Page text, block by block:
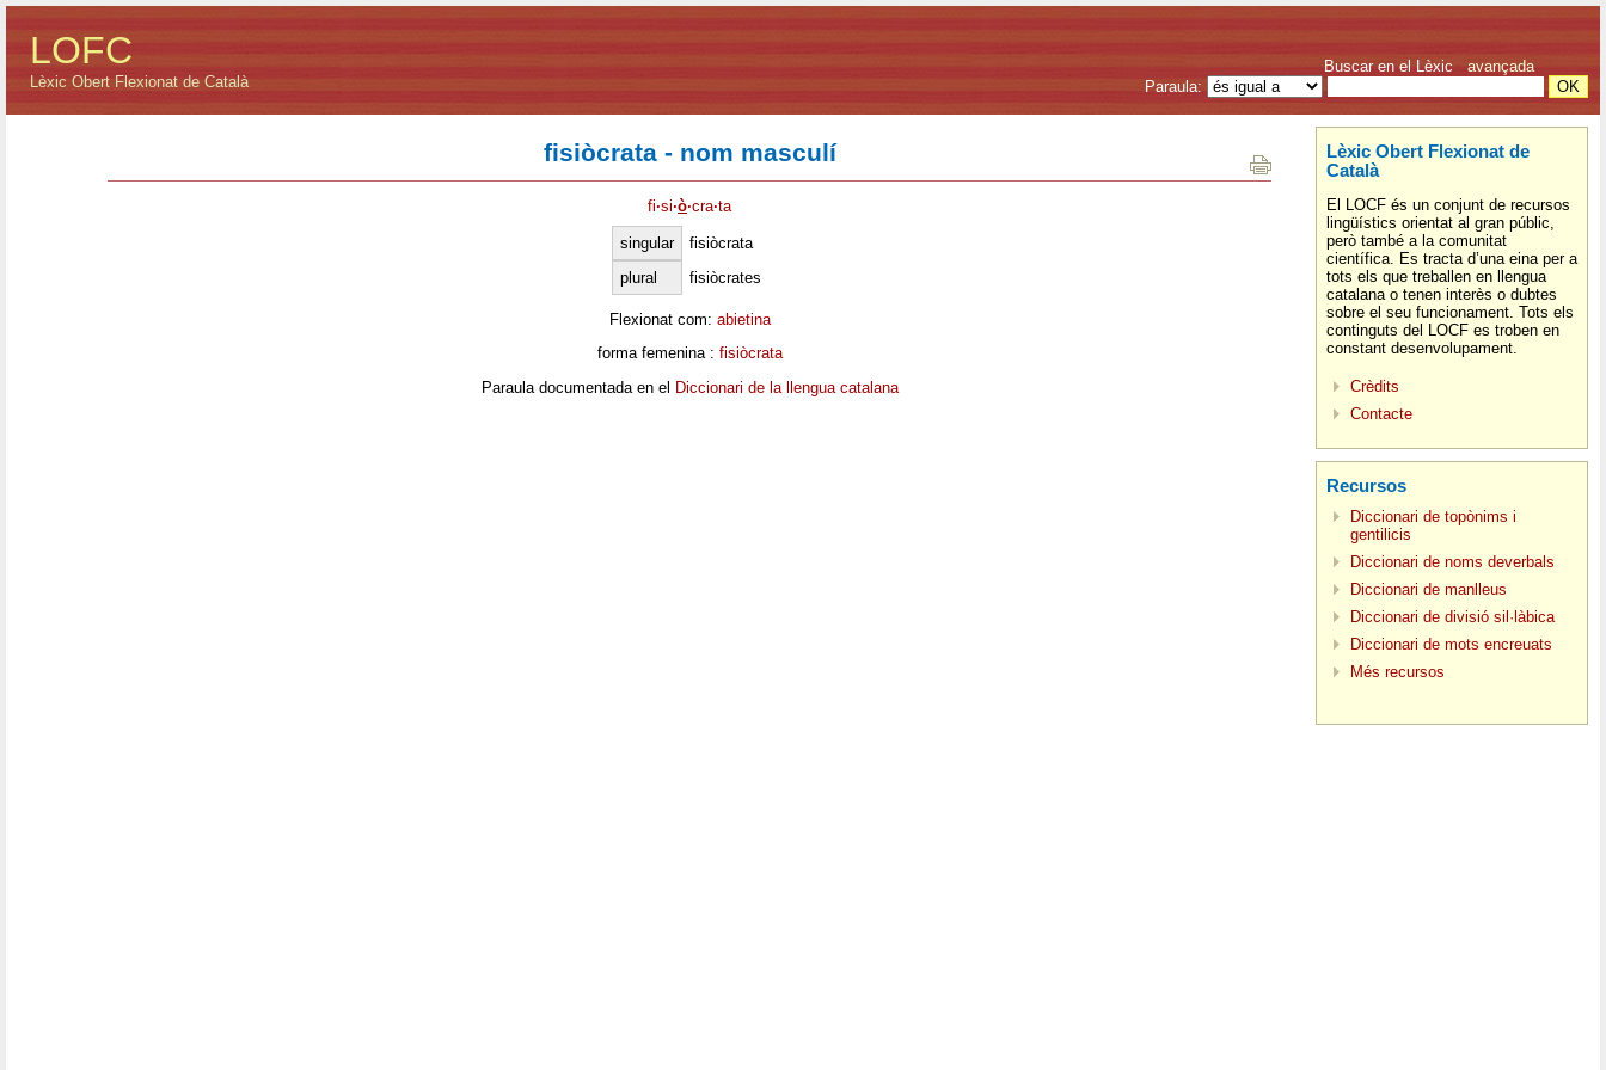
LOFC
Lèxic Obert Flexionat de Català
Buscar en el Lèxic avançada
Paraula:
fisiòcrata - nom masculí
fi·si·ò·cra·ta
singular
fisiòcrata
plural
fisiòcrates
Flexionat com: abietina
forma femenina : fisiòcrata
Paraula documentada en el Diccionari de la llengua catalana
Lèxic Obert Flexionat de
Català
El LOCF és un conjunt de recursos
lingüístics orientat al gran públic,
però també a la comunitat
científica. Es tracta d’una eina per a
tots els que treballen en llengua
catalana o tenen interès o dubtes
sobre el seu funcionament. Tots els
continguts del LOCF es troben en
constant desenvolupament.
Crèdits
Contacte
Recursos
Diccionari de topònims i
gentilicis
Diccionari de noms deverbals
Diccionari de manlleus
Diccionari de divisió sil·làbica
Diccionari de mots encreuats
Més recursos